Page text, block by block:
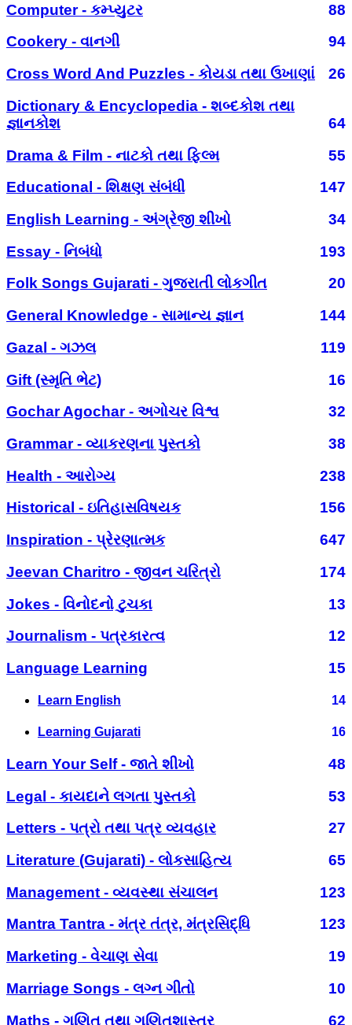
Computer - કમ્પ્યુટર
88
Cookery - વાનગી
94
Cross Word And Puzzles - કોયડા તથા ઉખાણાં
26
Dictionary & Encyclopedia - શબ્દકોશ તથા
જ્ઞાનકોશ
64
Drama & Film - નાટકો તથા ફિલ્મ
55
Educational - શિક્ષણ સંબંધી
147
English Learning - અંગ્રેજી શીખો
34
Essay - નિબંધો
193
Folk Songs Gujarati - ગુજરાતી લોકગીત
20
General Knowledge - સામાન્ય જ્ઞાન
144
Gazal - ગઝલ
119
Gift (સ્મૃતિ ભેટ)
16
Gochar Agochar - અગોચર વિશ્વ
32
Grammar - વ્યાકરણના પુસ્તકો
38
Health - આરોગ્ય
238
Historical - ઇતિહાસવિષયક
156
Inspiration - પ્રેરણાત્મક
647
Jeevan Charitro - જીવન ચરિત્રો
174
Jokes - વિનોદનો ટુચકા
13
Journalism - પત્રકારત્વ
12
Language Learning
15
Learn English 14
Learning Gujarati 16
Learn Your Self - જાતે શીખો
48
Legal - કાયદાને લગતા પુસ્તકો
53
Letters - પત્રો તથા પત્ર વ્યવહાર
27
Literature (Gujarati) - લોકસાહિત્ય
65
Management - વ્યવસ્થા સંચાલન
123
Mantra Tantra - મંત્ર તંત્ર, મંત્રસિદ્ધિ
123
Marketing - વેચાણ સેવા
19
Marriage Songs - લગ્ન ગીતો
10
Maths - ગણિત તથા ગણિતશાસ્ત્ર
62